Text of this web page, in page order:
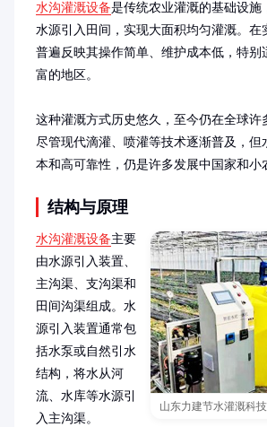
水沟灌溉设备是传统农业灌溉的基础设施
水源引入田间，实现大面积均匀灌溉。在
普遍反映其操作简单、维护成本低，特别
富的地区。
这种灌溉方式历史悠久，至今仍在全球许
尽管现代滴灌、喷灌等技术逐渐普及，但
本和高可靠性，仍是许多发展中国家和小
结构与原理
山东力建节水灌溉科
水沟灌溉设备主要
由水源引入装置、
主沟渠、支沟渠和
田间沟渠组成。水
源引入装置通常包
括水泵或自然引水
结构，将水从河
流、水库等水源引
入主沟渠。